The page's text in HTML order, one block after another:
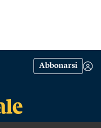
Abbonarsi